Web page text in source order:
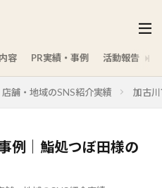
容 PR実績・事例 活動報告
舗・地域のSNS紹介実績 加古
例｜鮨処つぼ田様の